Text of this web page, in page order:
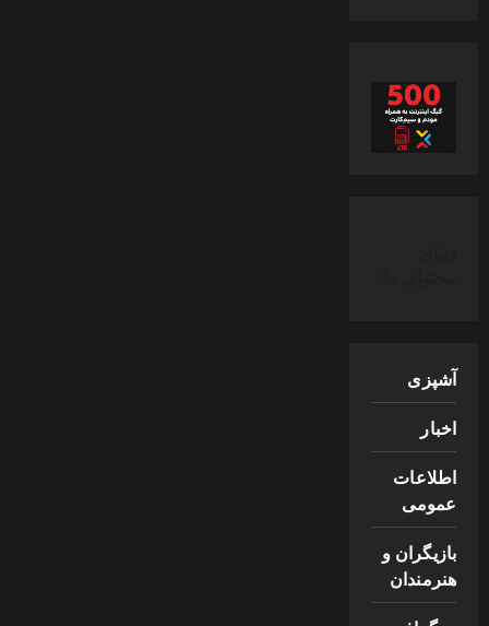
آشپزی
اخبار
اطلاعات
عمومی
بازیگران و
هنرمندان